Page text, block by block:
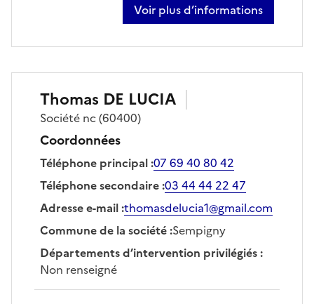
Voir plus d’informations
sur frédéric matran
Thomas DE LUCIA
Société nc(60400)
Coordonnées
Téléphone principal:07 69 40 80 42
Téléphone secondaire:03 44 44 22 47
Adresse e-mail:thomasdelucia1@gmail.com
Commune de la société:Sempigny
Départements d’intervention privilégiés:
Non renseigné